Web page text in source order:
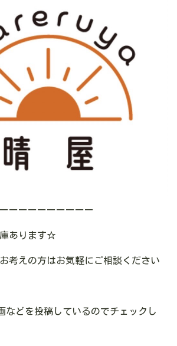
ーーーーーーーーー
あります☆
考えの方はお気軽にご相談ください
などを投稿しているのでチェックし